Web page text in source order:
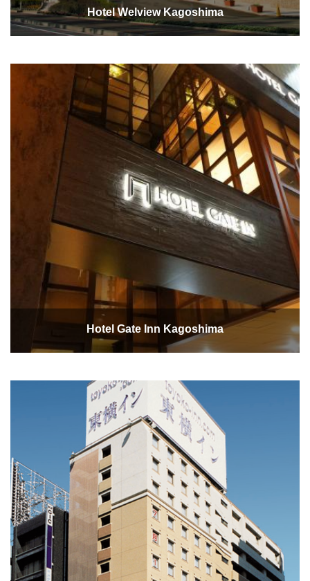
Hotel Welview Kagoshima
Hotel Gate Inn Kagoshima